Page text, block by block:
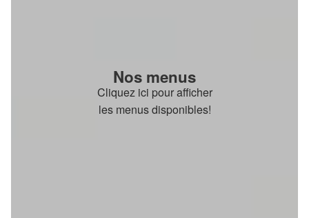
Nos menus
Cliquez ici pour afficher
les menus disponibles!